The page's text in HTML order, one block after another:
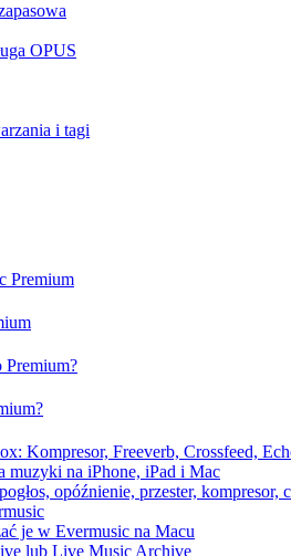
OPUS
i tagi
Premium
Premium?
Kompresor, Freeverb, Crossfeed,
muzyki na iPhone, iPad i Mac
opóźnienie, przester, kompresor,
je w Evermusic na Macu
lub Live Music Archive